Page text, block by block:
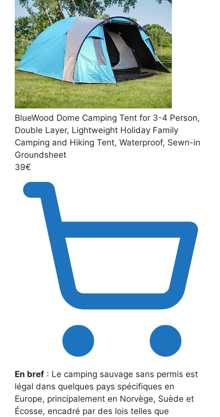
BlueWood Dome Camping Tent for 3-4 Person,
Double Layer, Lightweight Holiday Family
Camping and Hiking Tent, Waterproof, Sewn-in
Groundsheet
39€
En bref : Le camping sauvage sans permis est
légal dans quelques pays spécifiques en
Europe, principalement en Norvège, Suède et
Écosse, encadré par des lois telles que